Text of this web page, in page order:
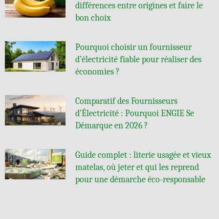
différences entre origines et faire le
bon choix
Pourquoi choisir un fournisseur
d’électricité fiable pour réaliser des
économies ?
Comparatif des Fournisseurs
d’Électricité : Pourquoi ENGIE Se
Démarque en 2026 ?
Guide complet : literie usagée et vieux
matelas, où jeter et qui les reprend
pour une démarche éco-responsable